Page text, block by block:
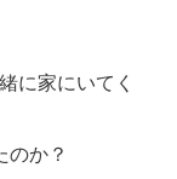
に家にいてく
のか？